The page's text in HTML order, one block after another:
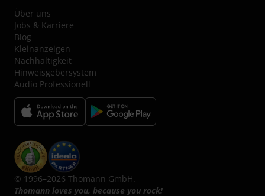
Über uns
Jobs & Karriere
Blog
Kleinanzeigen
Nachhaltigkeit
Hinweisgebersystem
Audio Professionell
© 1996–2026 Thomann GmbH.
Thomann loves you, because you rock!